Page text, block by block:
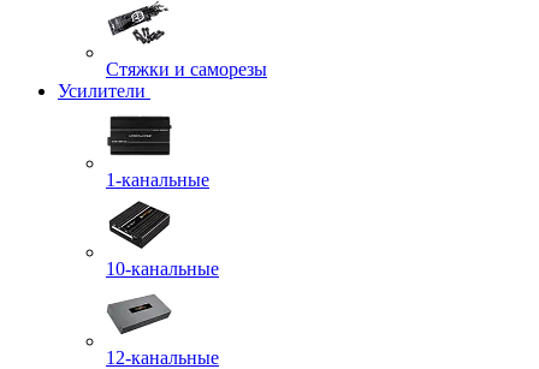
Стяжки и саморезы
Усилители
1-канальные
10-канальные
12-канальные